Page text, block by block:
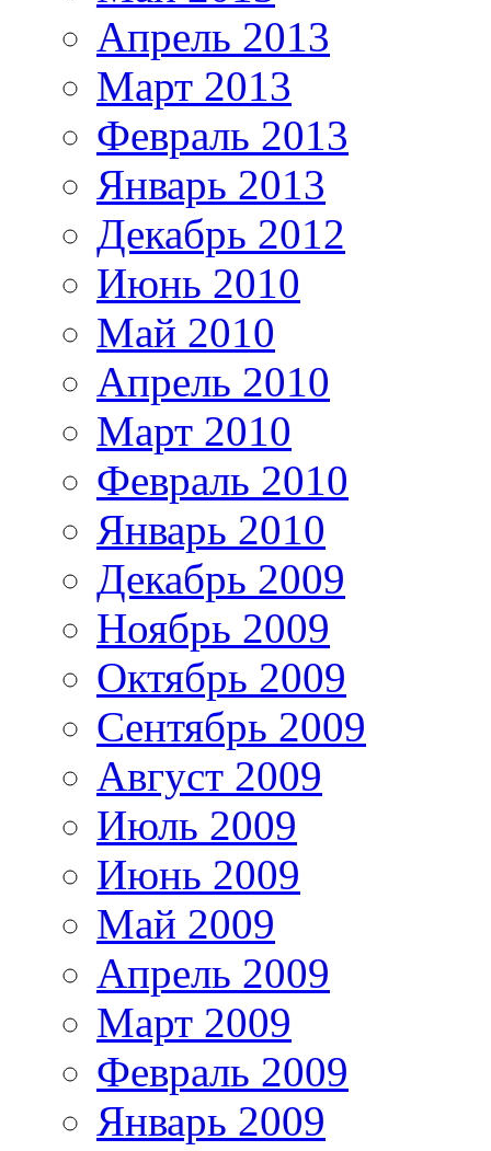
Апрель 2013
Март 2013
Февраль 2013
Январь 2013
Декабрь 2012
Июнь 2010
Май 2010
Апрель 2010
Март 2010
Февраль 2010
Январь 2010
Декабрь 2009
Ноябрь 2009
Октябрь 2009
Сентябрь 2009
Август 2009
Июль 2009
Июнь 2009
Май 2009
Апрель 2009
Март 2009
Февраль 2009
Январь 2009